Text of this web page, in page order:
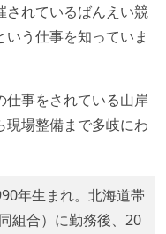
されているばんえい競
う仕事を知っていま
事をされている山岸
現場整備まで多岐にわ
年生まれ。北海道帯
組合）に勤務後、20